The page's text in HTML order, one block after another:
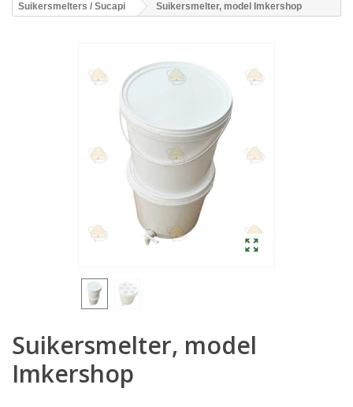
Suikersmelters / Sucapi
Suikersmelter, model Imkershop
Suikersmelter, model
Imkershop